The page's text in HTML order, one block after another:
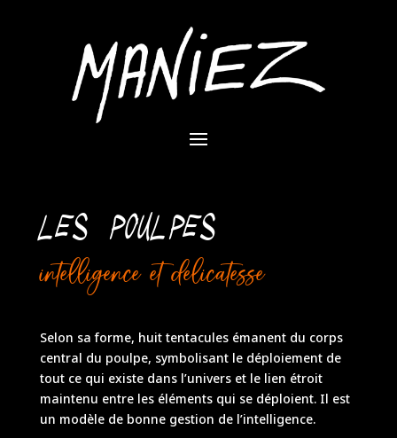
LES POULPES
intelligence et delicatesse
Selon sa forme, huit tentacules émanent du corps
central du poulpe, symbolisant le déploiement de
tout ce qui existe dans l’univers et le lien étroit
maintenu entre les éléments qui se déploient. Il est
un modèle de bonne gestion de l’intelligence.